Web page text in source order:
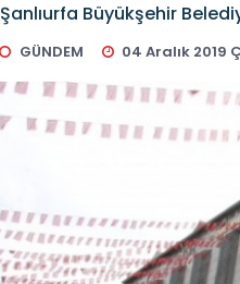
Şanlıurfa Büyükşehir
GÜNDEM 04 Aralık 2019